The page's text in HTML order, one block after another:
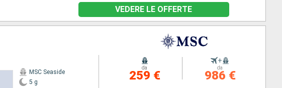
VEDERE LE OFFERTE
MSC Seaside
5 g
da
259 €
+
da
986 €